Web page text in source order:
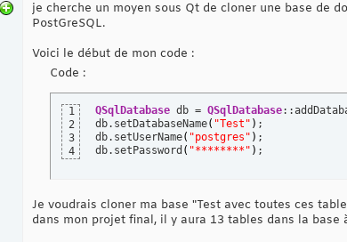
je cherche un moyen sous Qt de cloner une base de
PostGreSQL.
Voici le début de mon code :
Code :
1
2
3
4
QSqlDatabase db = QSqlDatabase
db.setDatabaseName( "Test" ) ;
db.setUserName( "postgres" ) ;
db.setPassword ( "********" ) ;
Je voudrais cloner ma base "Test avec toutes ces
dans mon projet final, il y aura 13 tables dans la base